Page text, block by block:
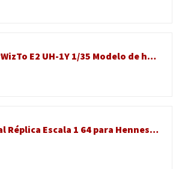
TinyWizTo E2 UH-1Y 1/35 Modelo de helicóptero RC de accionamiento directo dual sin escobillas con posicionamiento Lidar y sujeción GPS, modelo de avión 2.4G 6CH (RTF/Modo 1/2 conmutable/azul-blanco)
Metal Réplica Escala 1 64 para Hennessey Venom F5 Modelo De Coche Aleación Vehículo Colección Hobby Adornos Escritorio Hobbies Vehículos Juegos Set(White)